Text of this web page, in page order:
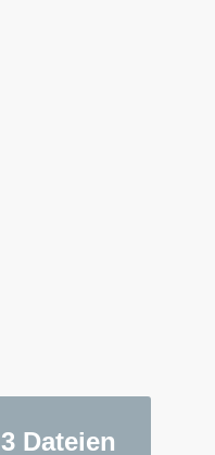
3 Dateien